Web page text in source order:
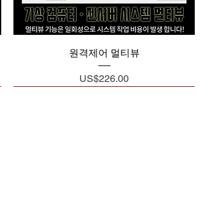
제품보기
원격제어 멀티뷰
가격
US$226.00